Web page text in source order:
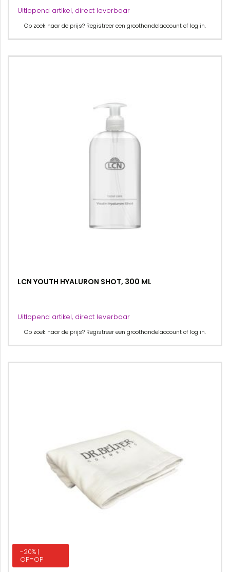
Uitlopend artikel, direct leverbaar
Op zoek naar de prijs? Registreer een groothandelaccount of log in.
LCN YOUTH HYALURON SHOT, 300 ML
Uitlopend artikel, direct leverbaar
Op zoek naar de prijs? Registreer een groothandelaccount of log in.
-20% |
OP=OP